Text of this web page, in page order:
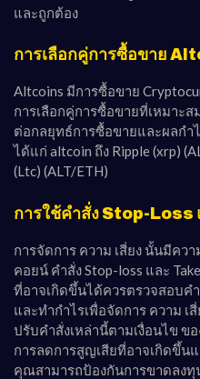
และถูกต้อง
การเลือกคู่การซื้อขาย
Altcoins มีการซื้อขาย
การเลือกคู่การซื้อขายที่เหมาะ
ต่อกลยุทธ์การซื้อขายและผลกำ
ได้แก่ altcoin ถึง Ripple (xrp)
(Ltc) (ALT/ETH)
การใช้คำสั่ง Stop-
การจัดการ ความ เสี่ยง นั้นมีค
คอยน์ คำสั่ง Stop-loss และ
ที่อาจเกิดขึ้นได้ควรตรวจสอบค
และทำกำไรเพื่อจัดการ ความ
ปรับคำสั่งเหล่านี้ตามเงื่อนไข
การลดการสูญเสียที่อาจเกิดขึ้น
คุณสามารถป้องกันการขาดลง